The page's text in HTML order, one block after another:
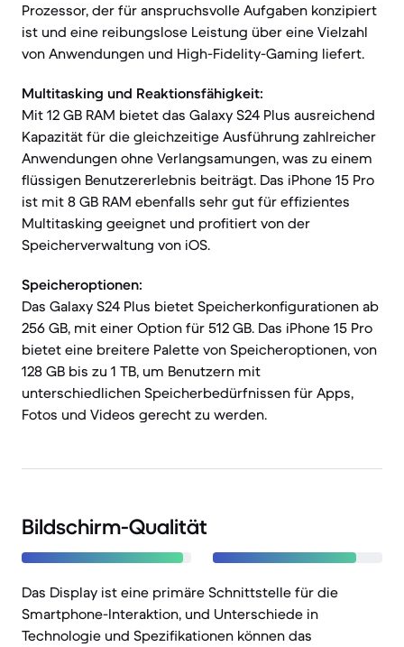
Prozessor, der für anspruchsvolle Aufgaben konzipiert
ist und eine reibungslose Leistung über eine Vielzahl
von Anwendungen und High-Fidelity-Gaming liefert.
Multitasking und Reaktionsfähigkeit:
Mit 12 GB RAM bietet das Galaxy S24 Plus ausreichend
Kapazität für die gleichzeitige Ausführung zahlreicher
Anwendungen ohne Verlangsamungen, was zu einem
flüssigen Benutzererlebnis beiträgt. Das iPhone 15 Pro
ist mit 8 GB RAM ebenfalls sehr gut für effizientes
Multitasking geeignet und profitiert von der
Speicherverwaltung von iOS.
Speicheroptionen:
Das Galaxy S24 Plus bietet Speicherkonfigurationen ab
256 GB, mit einer Option für 512 GB. Das iPhone 15 Pro
bietet eine breitere Palette von Speicheroptionen, von
128 GB bis zu 1 TB, um Benutzern mit
unterschiedlichen Speicherbedürfnissen für Apps,
Fotos und Videos gerecht zu werden.
Bildschirm-Qualität
Das Display ist eine primäre Schnittstelle für die
Smartphone-Interaktion, und Unterschiede in
Technologie und Spezifikationen können das